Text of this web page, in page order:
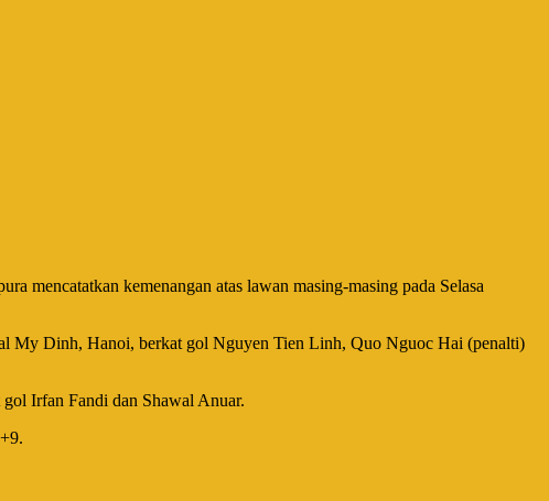
mencatatkan kemenangan atas lawan masing-masing pada Selasa
My Dinh, Hanoi, berkat gol Nguyen Tien Linh, Quo Nguoc Hai (penalti)
Irfan Fandi dan Shawal Anuar.